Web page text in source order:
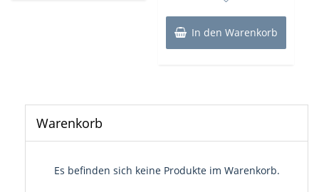
In den Warenkorb
Warenkorb
Es befinden sich keine Produkte im Warenkorb.